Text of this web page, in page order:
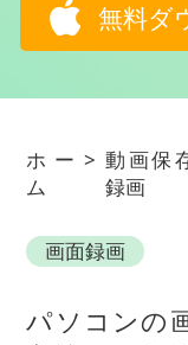
無料ダ
ホー
ム
> 動画保
録画
画面録画
パソコンの